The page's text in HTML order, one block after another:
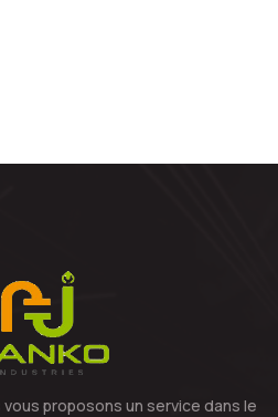
vous proposons un service dans le